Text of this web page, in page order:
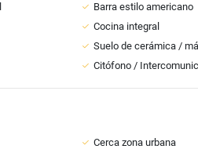
Barra estilo americano
Cocina integral
Suelo de cerámica /
Citófono /
Cerca zona urbana